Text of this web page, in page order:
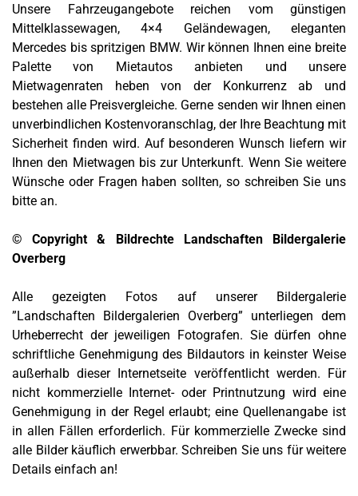
Unsere Fahrzeugangebote reichen vom günstigen
Mittelklassewagen, 4×4 Geländewagen, eleganten
Mercedes bis spritzigen BMW. Wir können Ihnen eine breite
Palette von Mietautos anbieten und unsere
Mietwagenraten heben von der Konkurrenz ab und
bestehen alle Preisvergleiche. Gerne senden wir Ihnen einen
unverbindlichen Kostenvoranschlag, der Ihre Beachtung mit
Sicherheit finden wird. Auf besonderen Wunsch liefern wir
Ihnen den Mietwagen bis zur Unterkunft. Wenn Sie weitere
Wünsche oder Fragen haben sollten, so schreiben Sie uns
bitte an.
© Copyright & Bildrechte Landschaften Bildergalerie
Overberg
Alle gezeigten Fotos auf unserer Bildergalerie
”Landschaften Bildergalerien Overberg” unterliegen dem
Urheberrecht der jeweiligen Fotografen. Sie dürfen ohne
schriftliche Genehmigung des Bildautors in keinster Weise
außerhalb dieser Internetseite veröffentlicht werden. Für
nicht kommerzielle Internet- oder Printnutzung wird eine
Genehmigung in der Regel erlaubt; eine Quellenangabe ist
in allen Fällen erforderlich. Für kommerzielle Zwecke sind
alle Bilder käuflich erwerbbar. Schreiben Sie uns für weitere
Details einfach an!